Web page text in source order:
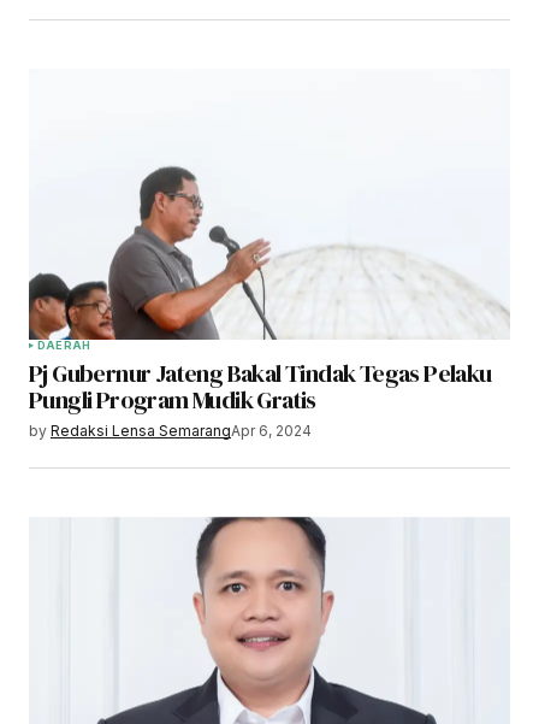
DAERAH
Pj Gubernur Jateng Bakal Tindak Tegas Pelaku
Pungli Program Mudik Gratis
by Redaksi Lensa SemarangApr 6, 2024